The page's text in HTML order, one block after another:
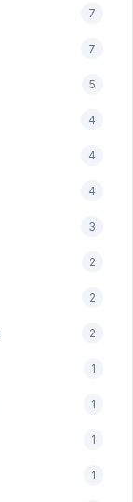
7
7
5
4
4
4
3
2
2
2
1
1
1
1